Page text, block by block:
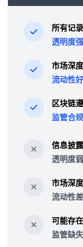
所有记
透明度强
市场深
流动性好
区块链
监管合规
信息披
透明度弱
市场深
流动性差
可能存
监管缺失